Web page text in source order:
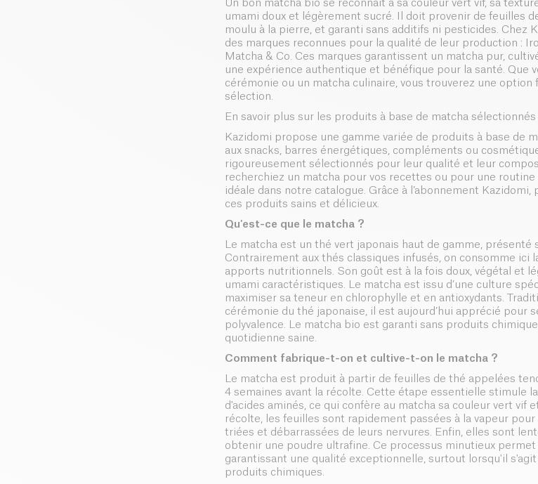
Un bon matcha bio se reconnaît à sa couleur vert vif, sa
umami doux et légèrement sucré. Il doit provenir de feuilles
moulu à la pierre, et garanti sans additifs ni pesticides. Chez
des marques reconnues pour la qualité de leur production :
Matcha & Co. Ces marques garantissent un matcha pur,
une expérience authentique et bénéfique pour la santé. Que
cérémonie ou un matcha culinaire, vous trouverez une
sélection.
En savoir plus sur les produits à base de matcha
Kazidomi propose une gamme variée de produits à base de
aux snacks, barres énergétiques, compléments ou
rigoureusement sélectionnés pour leur qualité et leur
recherchiez un matcha pour vos recettes ou pour une
idéale dans notre catalogue. Grâce à l’abonnement
ces produits sains et délicieux.
Qu'est-ce que le matcha ?
Le matcha est un thé vert japonais haut de gamme, présenté
Contrairement aux thés classiques infusés, on consomme ici
apports nutritionnels. Son goût est à la fois doux, végétal et
umami caractéristiques. Le matcha est issu d’une culture
maximiser sa teneur en chlorophylle et en antioxydants.
cérémonie du thé japonaise, il est aujourd’hui apprécié pour
polyvalence. Le matcha bio est garanti sans produits
quotidienne saine.
Comment fabrique-t-on et cultive-t-on le matcha ?
Le matcha est produit à partir de feuilles de thé appelées
4 semaines avant la récolte. Cette étape essentielle stimule
d'acides aminés, ce qui confère au matcha sa couleur vert vif
récolte, les feuilles sont rapidement passées à la vapeur pour
triées et débarrassées de leurs nervures. Enfin, elles sont
obtenir une poudre ultrafine. Ce processus minutieux
garantissant une qualité exceptionnelle, surtout lorsqu'il
produits chimiques.